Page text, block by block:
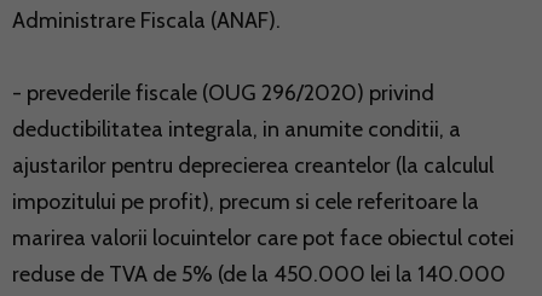
Administrare Fiscala (ANAF).
- prevederile fiscale (OUG 296/2020) privind
deductibilitatea integrala, in anumite conditii, a
ajustarilor pentru deprecierea creantelor (la calculul
impozitului pe profit), precum si cele referitoare la
marirea valorii locuintelor care pot face obiectul cotei
reduse de TVA de 5% (de la 450.000 lei la 140.000